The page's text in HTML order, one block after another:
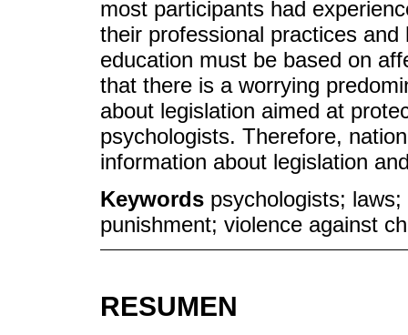
most participants had
their professional practices
education must be based on
that there is a worrying
about legislation aimed at
psychologists. Therefore,
information about legislation
Keywords psychologists;
punishment; violence against
RESUMEN